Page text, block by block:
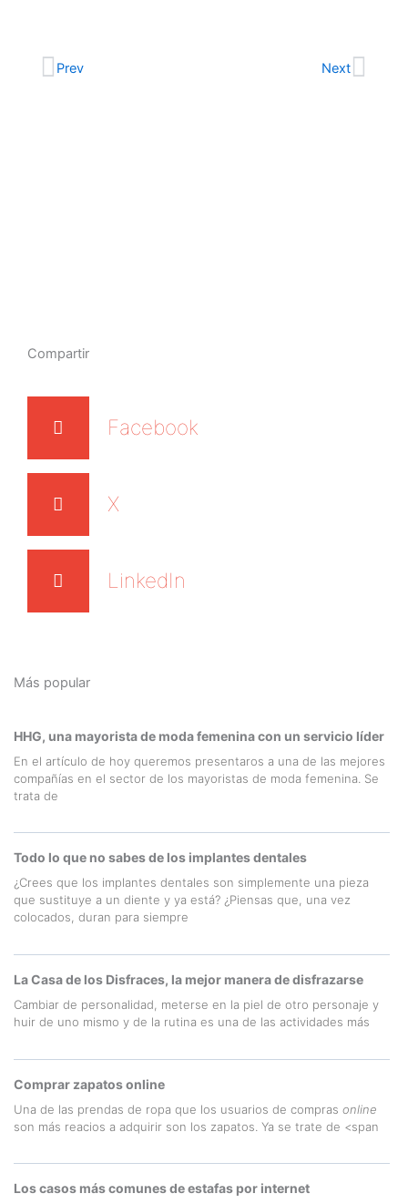
Prev Next
Compartir
Facebook
X
LinkedIn
Más popular
HHG, una mayorista de moda femenina con un servicio líder
En el artículo de hoy queremos presentaros a una de las mejores
compañías en el sector de los mayoristas de moda femenina. Se
trata de
Todo lo que no sabes de los implantes dentales
¿Crees que los implantes dentales son simplemente una pieza
que sustituye a un diente y ya está? ¿Piensas que, una vez
colocados, duran para siempre
La Casa de los Disfraces, la mejor manera de disfrazarse
Cambiar de personalidad, meterse en la piel de otro personaje y
huir de uno mismo y de la rutina es una de las actividades más
Comprar zapatos online
Una de las prendas de ropa que los usuarios de compras online
son más reacios a adquirir son los zapatos. Ya se trate de <span
Los casos más comunes de estafas por internet